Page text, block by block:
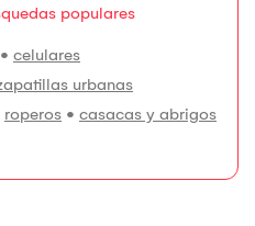
populares
• celulares
urbanas
roperos • casacas y abrigos